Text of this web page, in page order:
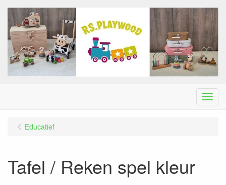
Menu
Educatief
Tafel / Reken spel kleur